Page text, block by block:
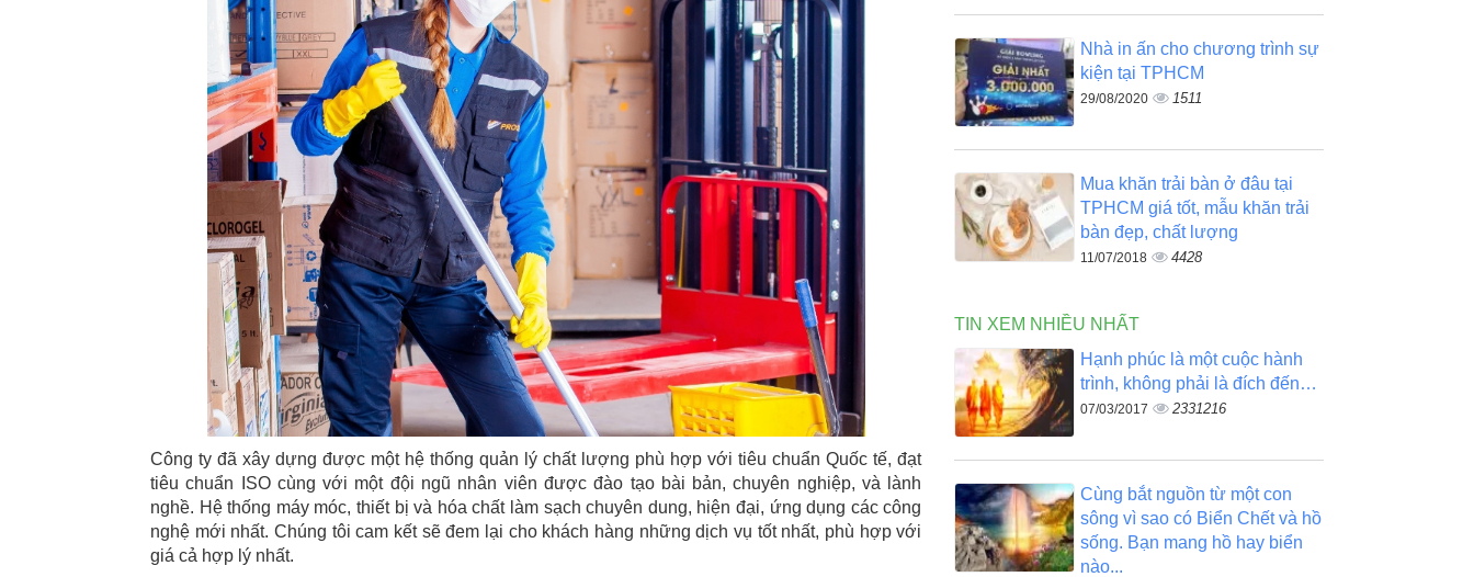
Công ty đã xây dựng được một hệ thống quản lý chất lượng phù hợp với tiêu chuẩn Quốc tế, đạt
tiêu chuẩn ISO cùng với một đội ngũ nhân viên được đào tạo bài bản, chuyên nghiệp, và lành
nghề. Hệ thống máy móc, thiết bị và hóa chất làm sạch chuyên dung, hiện đại, ứng dụng các công
nghệ mới nhất. Chúng tôi cam kết sẽ đem lại cho khách hàng những dịch vụ tốt nhất, phù hợp với
giá cả hợp lý nhất.
Nhà in ấn cho chương trình sự
kiện tại TPHCM
29/08/2020 1511
Mua khăn trải bàn ở đâu tại
TPHCM giá tốt, mẫu khăn trải
bàn đẹp, chất lượng
11/07/2018 4428
TIN XEM NHIỀU NHẤT
Hạnh phúc là một cuộc hành
trình, không phải là đích đến…
07/03/2017 2331216
Cùng bắt nguồn từ một con
sông vì sao có Biển Chết và hồ
sống. Bạn mang hồ hay biển
nào...